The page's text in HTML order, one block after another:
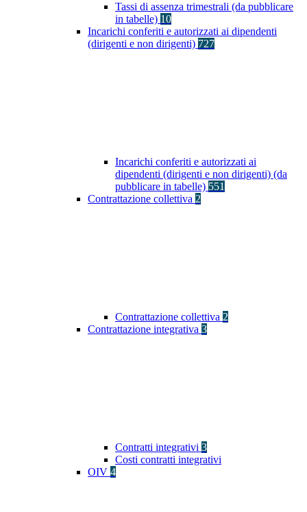
Tassi di assenza trimestrali (da pubblicare
in tabelle) 10
Incarichi conferiti e autorizzati ai dipendenti
(dirigenti e non dirigenti) 727
Incarichi conferiti e autorizzati ai
dipendenti (dirigenti e non dirigenti) (da
pubblicare in tabelle) 551
Contrattazione collettiva 2
Contrattazione collettiva 2
Contrattazione integrativa 3
Contratti integrativi 3
Costi contratti integrativi
OIV 4